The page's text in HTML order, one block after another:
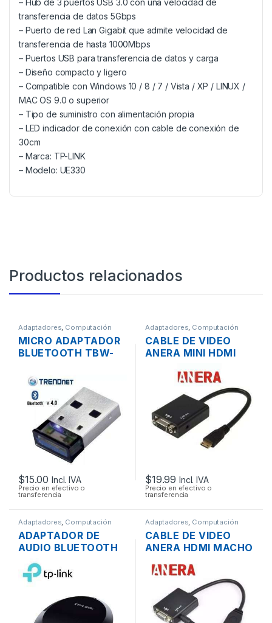
– Hub de 3 puertos USB 3.0 con una velocidad de
transferencia de datos 5Gbps
– Puerto de red Lan Gigabit que admite velocidad de
transferencia de hasta 1000Mbps
– Puertos USB para transferencia de datos y carga
– Diseño compacto y ligero
– Compatible con Windows 10 / 8 / 7 / Vista / XP / LINUX /
MAC OS 9.0 o superior
– Tipo de suministro con alimentación propia
– LED indicador de conexión con cable de conexión de
30cm
– Marca: TP-LINK
– Modelo: UE330
Productos relacionados
Adaptadores, Computación
MICRO ADAPTADOR
BLUETOOTH TBW-
HASTA 10 MTS.
$15.00 Incl. IVA
Precio en efectivo o
transferencia
Adaptadores, Computación
CABLE DE VIDEO
ANERA MINI HDMI
HEMBRA + CABLE DE
$19.99 Incl. IVA
Precio en efectivo o
transferencia
Adaptadores, Computación
ADAPTADOR DE
AUDIO BLUETOOTH
TP-LINK HA100 DE
HASTA 20 METROS
Adaptadores, Computación
CABLE DE VIDEO
ANERA HDMI MACHO
CABLE DE AUDIO